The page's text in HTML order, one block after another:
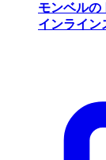
モンベルの
インライン